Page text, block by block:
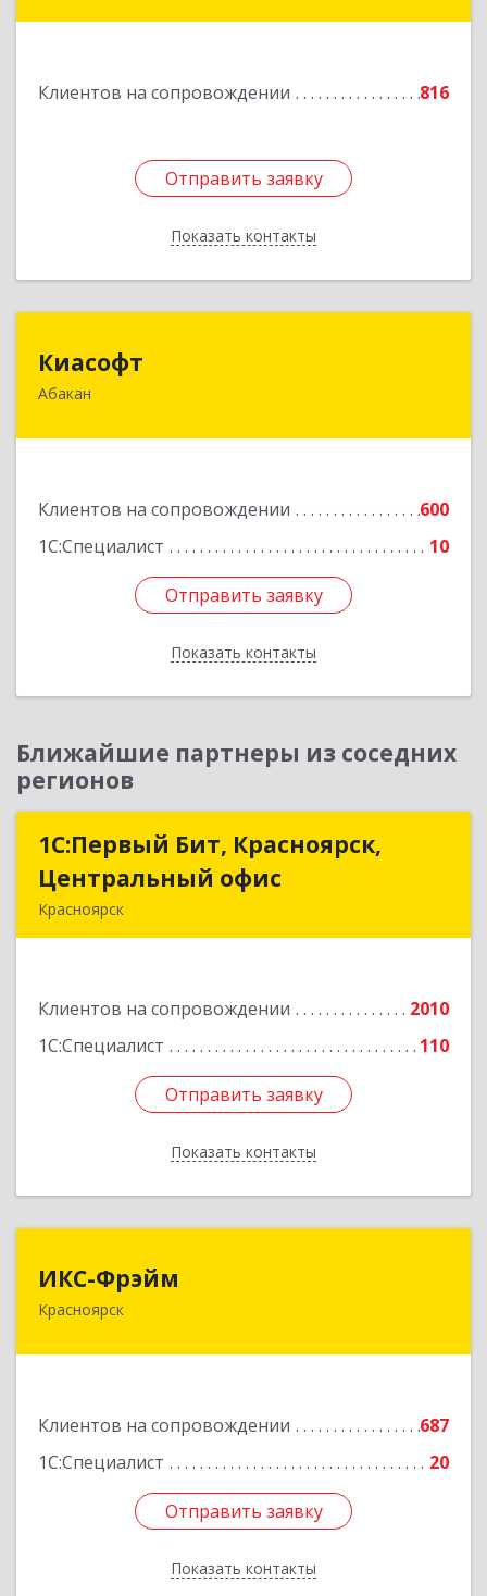
Клиентов на сопровождении 816
Отправить заявку
Показать контакты
Отправить заявку
Назад
Киасофт
Абакан
Клиентов на сопровождении
600
1С:Специалист
10
Отправить заявку
Показать контакты
655017, Хакасия Респ, Абакан г, Ивана Ярыгина
Отправить заявку
Назад
Ближайшие партнеры из соседних
регионов
1С:Первый Бит, Красноярск,
Центральный офис
Красноярск
Клиентов на сопровождении
2010
1С:Специалист
110
Отправить заявку
Показать контакты
1С:Первый Бит, Красноярск,
Центральный офис
Подробнее
Отправить заявку
Назад
ИКС-Фрэйм
Красноярск
Клиентов на сопровождении
687
1С:Специалист
20
Отправить заявку
Показать контакты
660077, Красноярский край, Красноярск г,
Отправить заявку
Назад